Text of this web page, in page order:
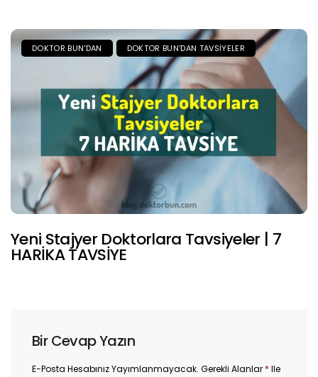
DOKTOR BUN'DAN DOKTOR BUN'DAN TAVSIYELER
Yeni Stajyer Doktorlara Tavsiyeler | 7
HARİKA TAVSİYE
Bir Cevap Yazın
E-Posta Hesabınız Yayımlanmayacak. Gerekli Alanlar * Ile